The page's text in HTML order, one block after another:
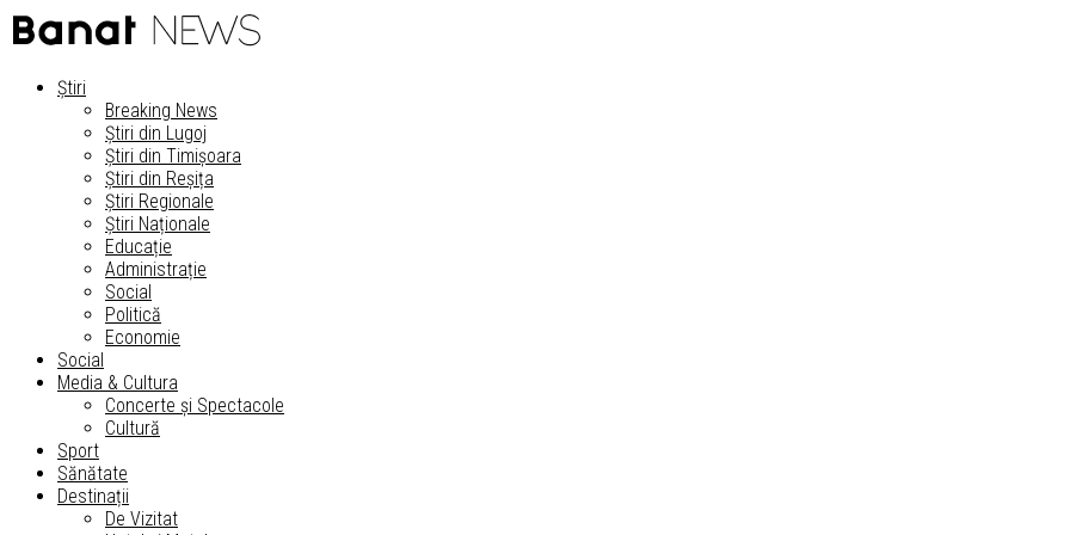
Știri
Breaking News
Știri din Lugoj
Știri din Timișoara
Știri din Reșița
Știri Regionale
Știri Naționale
Educație
Administrație
Social
Politică
Economie
Social
Media & Cultura
Concerte și Spectacole
Cultură
Sport
Sănătate
Destinații
De Vizitat